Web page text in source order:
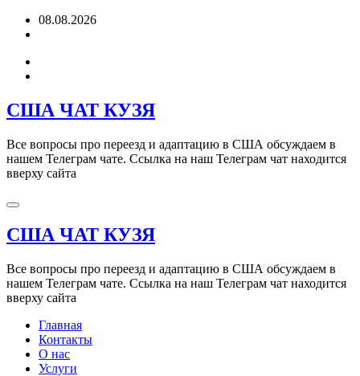
Перейти08.08.2026
США ЧАТ КУЗЯ
Все вопросы про переезд и адаптацию в США обсуждаем в
нашем Телеграм чате. Ссылка на наш Телеграм чат находится
вверху сайта
США ЧАТ КУЗЯ
Все вопросы про переезд и адаптацию в США обсуждаем в
нашем Телеграм чате. Ссылка на наш Телеграм чат находится
вверху сайта
Главная
Контакты
О нас
Услуги